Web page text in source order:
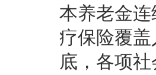
本养老金
疗保险覆
底，各项